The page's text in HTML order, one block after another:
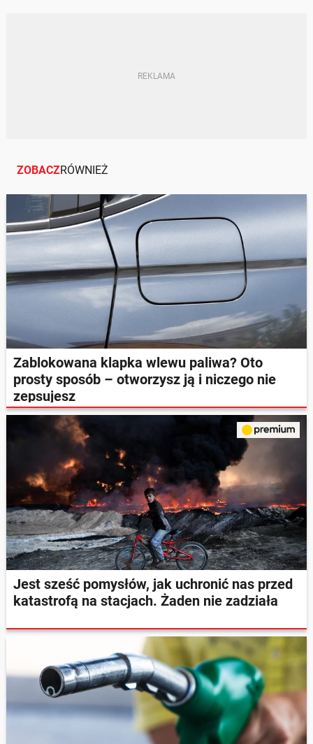
ZOBACZRÓWNIEŻ
Zablokowana klapka wlewu paliwa? Oto
prosty sposób – otworzysz ją i niczego nie
zepsujesz
Jest sześć pomysłów, jak uchronić nas przed
katastrofą na stacjach. Żaden nie zadziała